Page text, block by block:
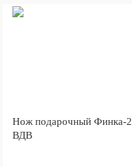
Нож подарочный Финка-2
ВДВ